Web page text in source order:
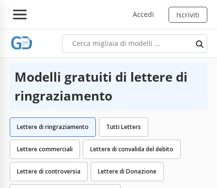
Accedi Iscriviti
Modelli gratuiti di lettere di
ringraziamento
Tutti Letters
Lettere commerciali Lettere di convalida del debito
Lettere di controversia Lettere di Donazione
Lettere di ringraziamento